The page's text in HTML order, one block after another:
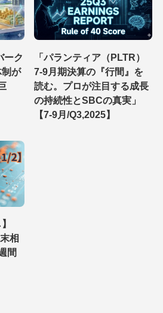
ーク
が
「パランティア（PLTR）
7-9月期決算の『行間』を
読む。プロが注目する成長
の持続性とSBCの真実」
【7-9月/Q3,2025】
相
間